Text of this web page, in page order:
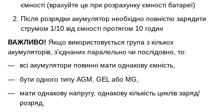
ємності (врахуйте це при розрахунку ємності батареї)
Після розрядки акумулятор необхідно повністю зарядити
струмом 1/10 від ємності протягом 10 годин
ВАЖЛИВО! Якщо використовується група з кількох
акумуляторів, з'єднаних паралельно чи послідовно, то:
всі акумулятори повинні мати однакову ємність,
бути одного типу AGM, GEL або MG,
мати однакову напругу, однакову кількість циклів заряд/
розряд,